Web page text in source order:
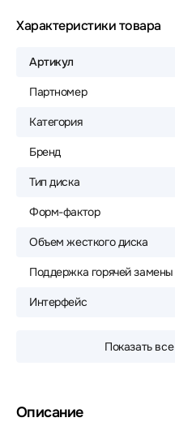
Характеристики товара
Артикул
Партномер
Категория
Бренд
Тип диска
Форм-фактор
Объем жесткого диска
Поддержка горячей
Интерфейс
Показать
Описание